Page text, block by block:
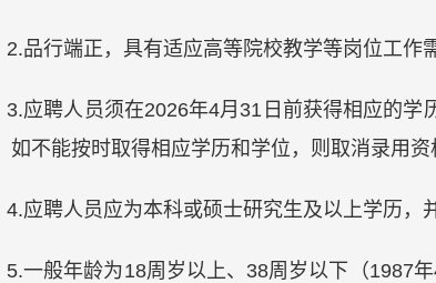
2.品行端正，具有适应高等院校教学等岗位工作
3.应聘人员须在2026年4月31日前获得相应的
如不能按时取得相应学历和学位，则取消录用资
4.应聘人员应为本科或硕士研究生及以上学历，
5.一般年龄为18周岁以上、38周岁以下（1987